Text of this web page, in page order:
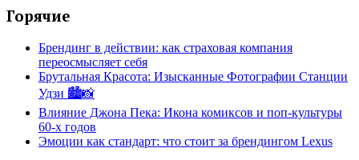
Горячие
Брендинг в действии: как страховая компания
переосмысляет себя
Брутальная Красота: Изысканные Фотографии Станции
Удзи 🏙️📸
Влияние Джона Пека: Икона комиксов и поп-культуры
60-х годов
Эмоции как стандарт: что стоит за брендингом Lexus